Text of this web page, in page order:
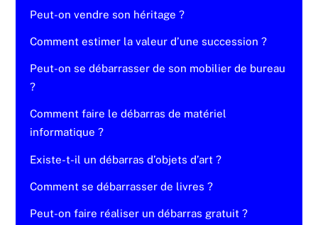
Peut-on vendre son héritage ?
Comment estimer la valeur d’une succession ?
Peut-on se débarrasser de son mobilier de bureau
?
Comment faire le débarras de matériel
informatique ?
Existe-t-il un débarras d’objets d’art ?
Comment se débarrasser de livres ?
Peut-on faire réaliser un débarras gratuit ?